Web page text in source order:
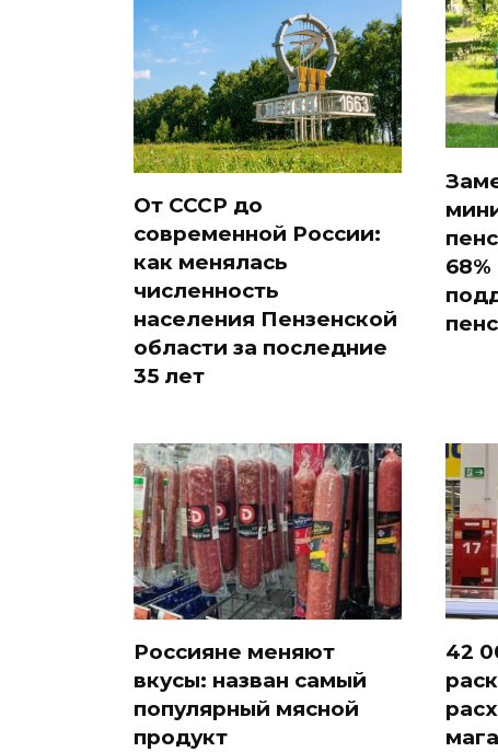
От СССР до
современной России:
как менялась
численность
населения Пензенской
области за последние
35 лет
68%
Россияне меняют
вкусы: назван самый
популярный мясной
продукт
42